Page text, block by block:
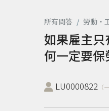
所有問答 / 勞動‧
如果雇主
何一定要保
LU0000822 （